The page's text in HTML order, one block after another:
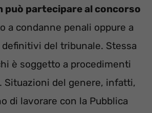
può partecipare al concorso
a condanne penali oppure a
del tribunale. Stessa
è soggetto a procedimenti
Situazioni del genere, infatti,
di lavorare con la Pubblica